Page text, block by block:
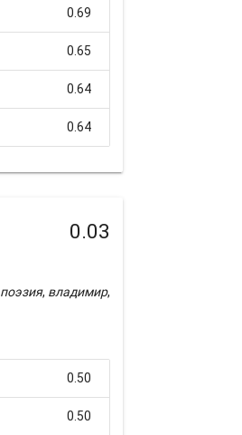
0.69
0.65
0.64
0.64
0.03
поэзия, владимир,
0.50
0.50